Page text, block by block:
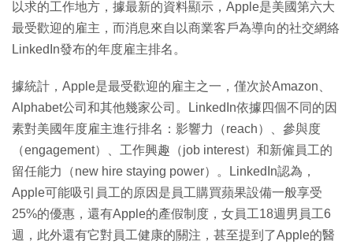
以求的工作地方，據最新的資料顯示，Apple是美國第六大
最受歡迎的雇主，而消息來自以商業客戶為導向的社交網絡
LinkedIn發布的年度雇主排名。
據統計，Apple是最受歡迎的雇主之一，僅次於Amazon、
Alphabet公司和其他幾家公司。LinkedIn依據四個不同的因
素對美國年度雇主進行排名：影響力（reach）、參與度
（engagement）、工作興趣（job interest）和新僱員工的
留任能力（new hire staying power）。LinkedIn認為，
Apple可能吸引員工的原因是員工購買蘋果設備一般享受
25%的優惠，還有Apple的產假制度，女員工18週男員工6
週，此外還有它對員工健康的關注，甚至提到了Apple的醫